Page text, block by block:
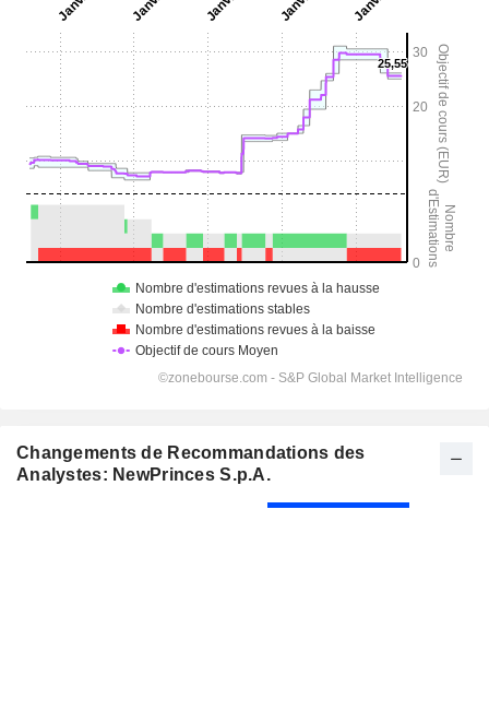
Changements de Recommandations des
Analystes: NewPrinces S.p.A.